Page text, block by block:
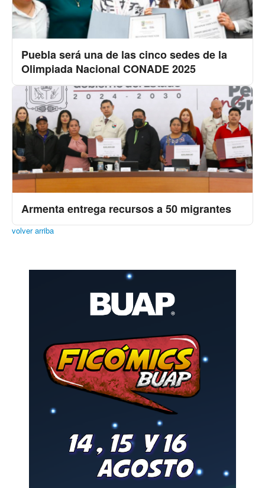
Puebla será una de las cinco sedes de la
Olimpiada Nacional CONADE 2025
Armenta entrega recursos a 50 migrantes
volver arriba